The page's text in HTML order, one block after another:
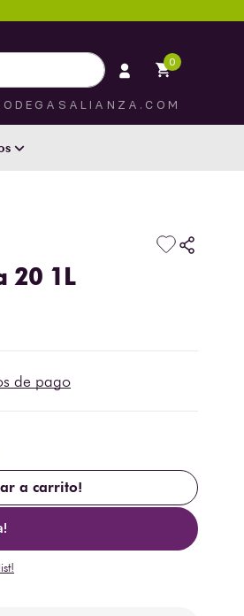
0
20 1L
de pago
a carrito!